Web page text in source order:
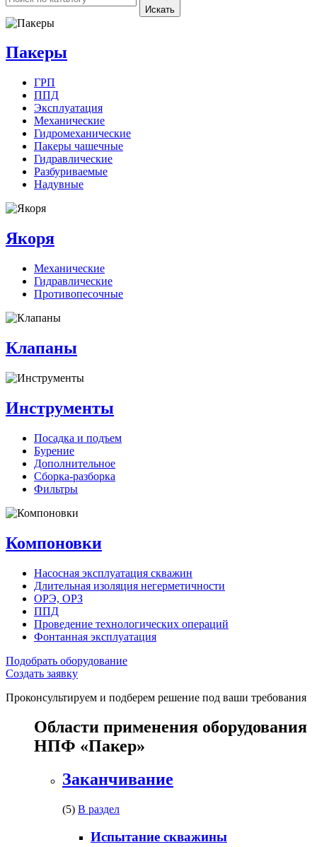
Искать
Пакеры
ГРП
ППД
Эксплуатация
Механические
Гидромеханические
Пакеры чашечные
Гидравлические
Разбуриваемые
Надувные
Якоря
Механические
Гидравлические
Противопесочные
Клапаны
Инструменты
Посадка и подъем
Бурение
Дополнительное
Сборка-разборка
Фильтры
Компоновки
Насосная эксплуатация скважин
Длительная изоляция негерметичности
ОРЭ, ОРЗ
ППД
Проведение технологических операций
Фонтанная эксплуатация
Подобрать оборудование
Создать заявку
Проконсультируем и подберем решение под ваши требования
Области применения оборудования
НПФ «Пакер»
Заканчивание
(5) В раздел
Испытание скважины